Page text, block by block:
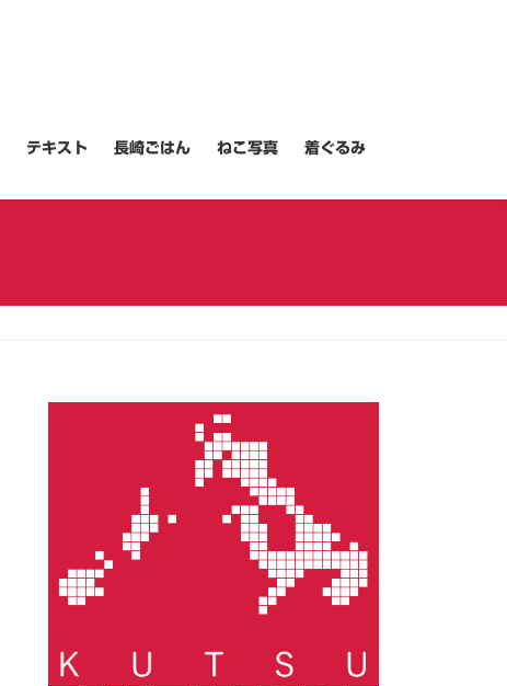
テキスト 長崎ごはん ねこ写真 着ぐるみ